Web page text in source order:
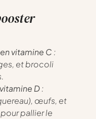
vitamine C :
et brocoli
D:
œufs, et
pallier le